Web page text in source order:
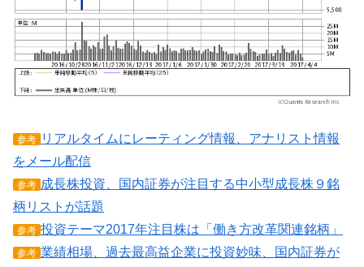
参考 リアルタイムにレーティング情報、アナリスト情報
をメール配信
参考 成長株投資、国内証券が注目する中小型成長株９銘
柄リストが話題
参考 投資テーマ2017年注目株は「働き方改革関連銘柄」
参考 業績相場、過去最高益企業に投資妙味、国内証券が